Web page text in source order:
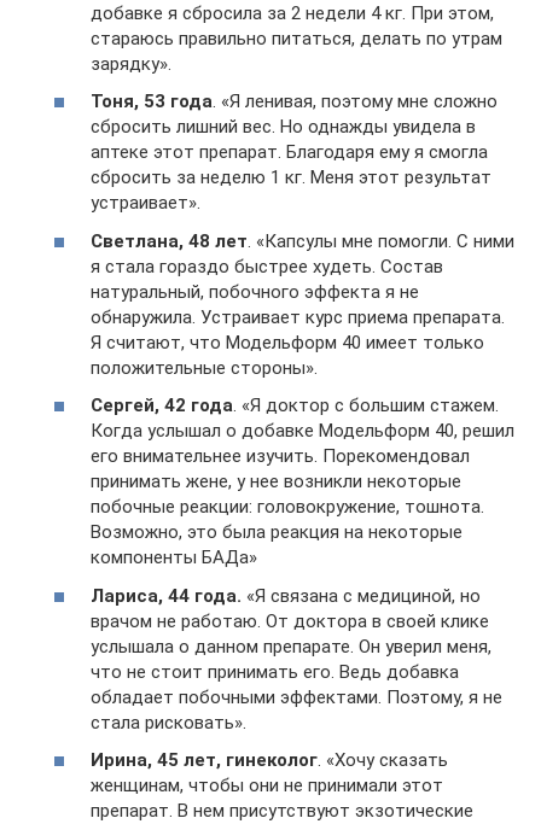
добавке я сбросила за 2 недели 4 кг. При этом,
стараюсь правильно питаться, делать по утрам
зарядку».
Тоня, 53 года. «Я ленивая, поэтому мне сложно
сбросить лишний вес. Но однажды увидела в
аптеке этот препарат. Благодаря ему я смогла
сбросить за неделю 1 кг. Меня этот результат
устраивает».
Светлана, 48 лет. «Капсулы мне помогли. С ними
я стала гораздо быстрее худеть. Состав
натуральный, побочного эффекта я не
обнаружила. Устраивает курс приема препарата.
Я считают, что Модельформ 40 имеет только
положительные стороны».
Сергей, 42 года. «Я доктор с большим стажем.
Когда услышал о добавке Модельформ 40, решил
его внимательнее изучить. Порекомендовал
принимать жене, у нее возникли некоторые
побочные реакции: головокружение, тошнота.
Возможно, это была реакция на некоторые
компоненты БАДа»
Лариса, 44 года. «Я связана с медициной, но
врачом не работаю. От доктора в своей клике
услышала о данном препарате. Он уверил меня,
что не стоит принимать его. Ведь добавка
обладает побочными эффектами. Поэтому, я не
стала рисковать».
Ирина, 45 лет, гинеколог. «Хочу сказать
женщинам, чтобы они не принимали этот
препарат. В нем присутствуют экзотические